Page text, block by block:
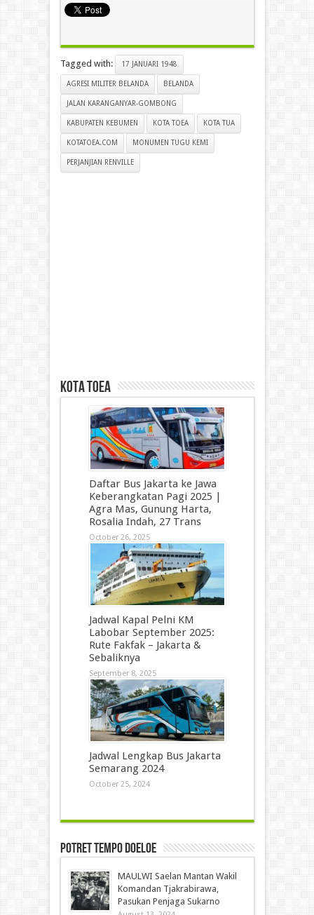
Tagged with: 17 JANUARI 1948
AGRESI MILITER BELANDA BELANDA
JALAN KARANGANYAR-GOMBONG
KABUPATEN KEBUMEN KOTA TOEA KOTA TUA
KOTATOEA.COM MONUMEN TUGU KEMI
PERJANJIAN RENVILLE
kota toea
Daftar Bus Jakarta ke Jawa
Keberangkatan Pagi 2025 |
Agra Mas, Gunung Harta,
Rosalia Indah, 27 Trans
October 26, 2025
Jadwal Kapal Pelni KM
Labobar September 2025:
Rute Fakfak – Jakarta &
Sebaliknya
September 8, 2025
Jadwal Lengkap Bus Jakarta
Semarang 2024
October 25, 2024
Potret Tempo Doeloe
MAULWI Saelan Mantan Wakil
Komandan Tjakrabirawa,
Pasukan Penjaga Sukarno